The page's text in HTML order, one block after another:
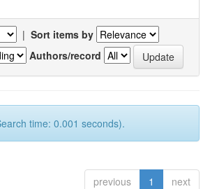
| Sort items by
Authors/record
time: 0.001 seconds).
previous 1 next